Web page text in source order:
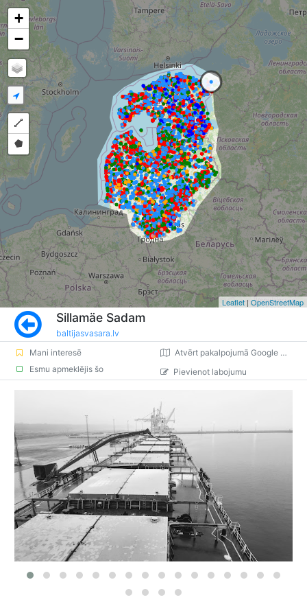
+
−
Draw a polyline
Draw a polygon
Leaflet | OpenStreetMap
Sillamäe Sadam
baltijasvasara.lv
Mani interesē
Esmu apmeklējis šo
Atvērt pakalpojumā Google Maps
Pievienot labojumu